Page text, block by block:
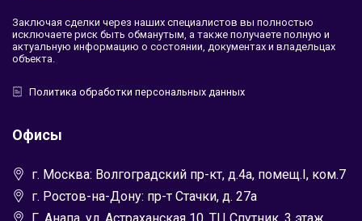
Заключая сделки через наших специалистов вы полностью
исключаете риск быть обманутым, а также получаете полную и
актуальную информацию о состоянии, документах и владельцах
объекта.
Политика обработки персональных данных
Офисы
г. Москва: Волгоградский пр-кт, д.4а, помещ.I, ком.7
г. Ростов-на-Дону: пр-т Стачки, д. 27а